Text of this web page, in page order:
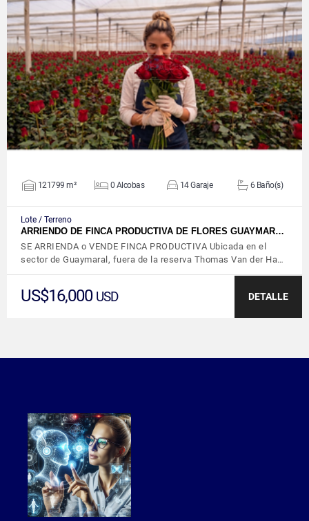
VER DETALLES
121799 m² 0 Alcobas 14 Garaje 6 Baño(s)
Lote / Terreno
ARRIENDO DE FINCA PRODUCTIVA DE FLORES GUAYMAR…
SE ARRIENDA o VENDE FINCA PRODUCTIVA Ubicada en el
sector de Guaymaral, fuera de la reserva Thomas Van der Ha…
US$16,000 USD DETALLE